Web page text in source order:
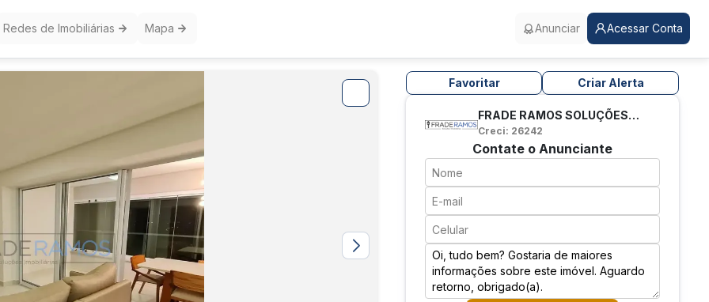
Redes de Imobiliárias Mapa Anunciar Acessar Conta
Favoritar Criar Alerta
FRADE RAMOS SOLUÇÕES
IMOBILIÁRIAS
Creci: 26242
Contate o Anunciante